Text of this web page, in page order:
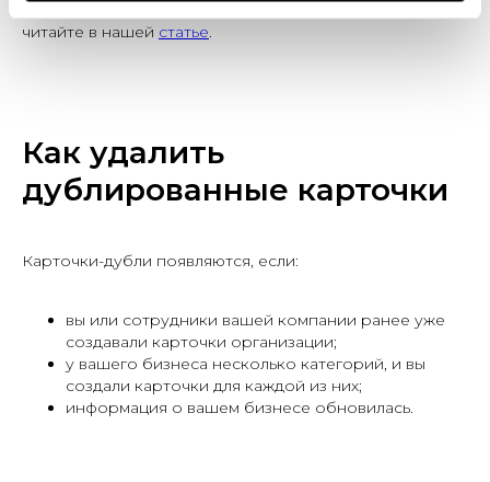
читайте в нашей статье.
Как удалить
дублированные карточки
Карточки-дубли появляются, если:
вы или сотрудники вашей компании ранее уже
создавали карточки организации;
у вашего бизнеса несколько категорий, и вы
создали карточки для каждой из них;
информация о вашем бизнесе обновилась.